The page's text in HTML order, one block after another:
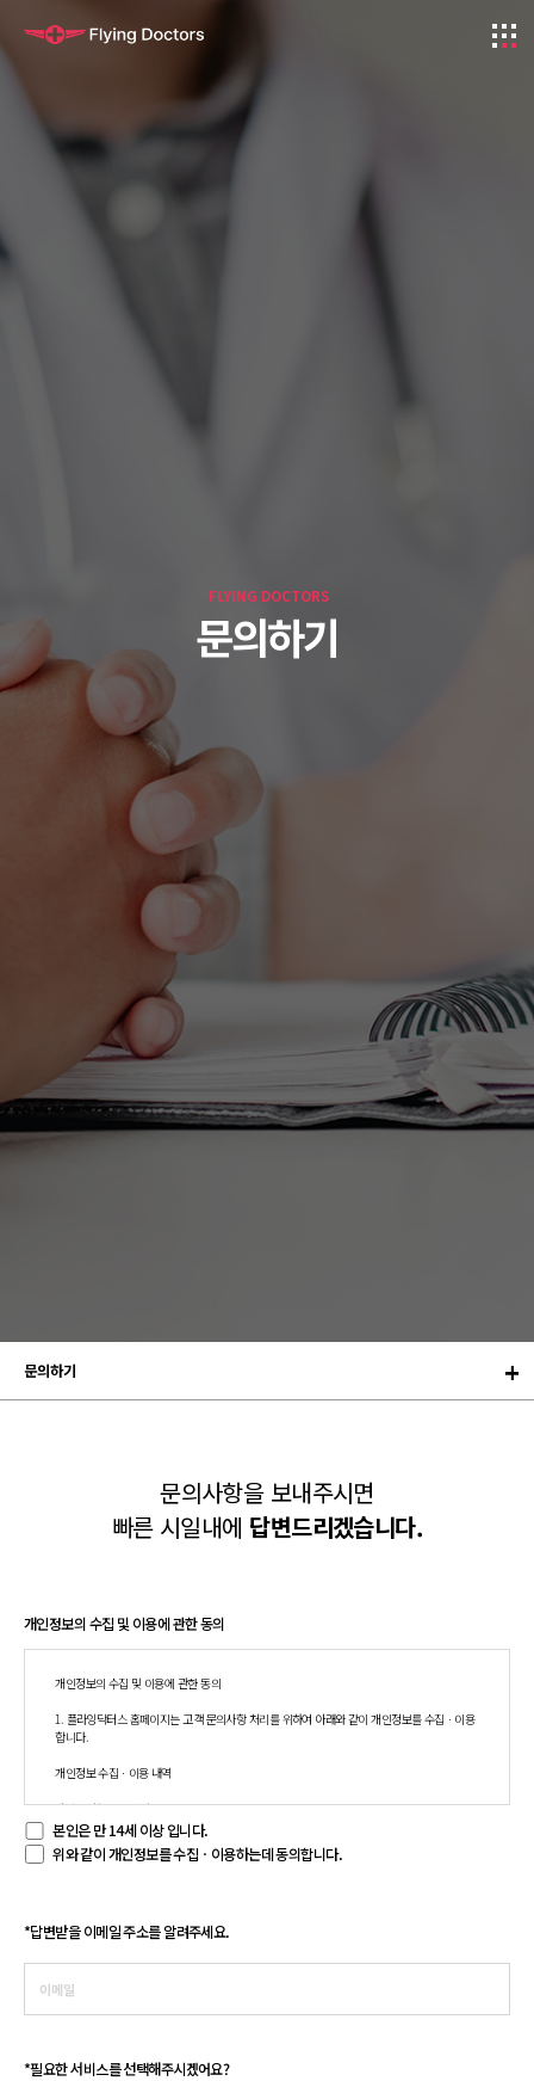
FLYING DOCTORS
문의하기
문의하기
문의사항을 보내주시면
빠른 시일내에 답변드리겠습니다.
개인정보의 수집 및 이용에 관한 동의
개인정보의 수집 및 이용에 관한 동의
1. 플라잉닥터스 홈페이지는 고객 문의사항 처리를 위하여 아래와 같이 개인정보를 수집ㆍ이용
합니다.
개인정보 수집ㆍ이용 내역
A) 수집 항목 : 이메일 주소
B) 수집 및 이용 목적 : 고객 문의사항 처리
C) 보유 및 이용 기간 :
목적 달성 즉시 파기
*문의 내용은 시스템에 저장되지 않고 담당자에게 메일로 발송됩니다.
미만 아동은 1:1 문의를 할 수 없습니다.
본인은 만 14세 이상 입니다.
위와 같이 개인정보를 수집ㆍ이용하는데 동의합니다.
*답변받을 이메일 주소를 알려주세요.
*필요한 서비스를 선택해주시겠어요?